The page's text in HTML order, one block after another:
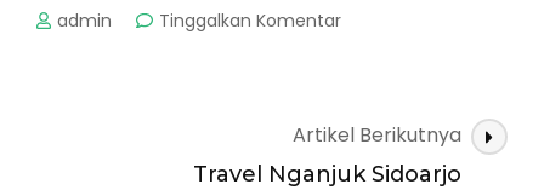
admin Tinggalkan Komentarpada
Artikel Berikutnya
Travel Nganjuk Sidoarjo